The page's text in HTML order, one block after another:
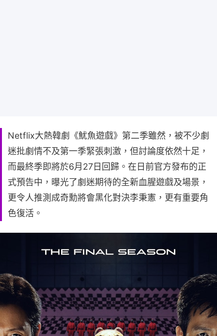
Netflix大熱韓劇《魷魚遊戲》第二季雖然，被不少劇
迷批劇情不及第一季緊張刺激，但討論度依然十足，
而最終季即將於6月27日回歸。在日前官方發布的正
式預告中，曝光了劇迷期待的全新血腥遊戲及場景，
更令人推測成奇勳將會黑化對決李秉憲，更有重要角
色復活。